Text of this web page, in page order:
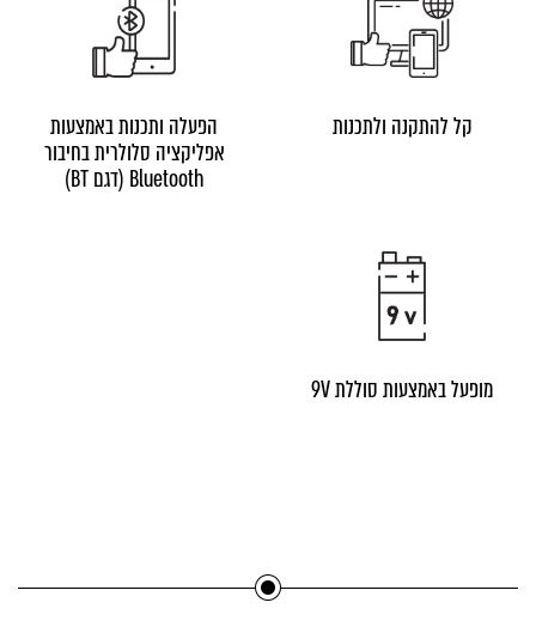
קל להתקנה ולתכנות
הפעלה ותכנות באמצעות
אפליקציה סלולרית בחיבור
Bluetooth (דגם BT)
מופעל באמצעות סוללת 9V